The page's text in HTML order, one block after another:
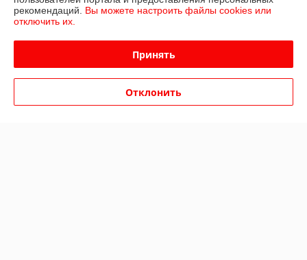
20.06.2025
Покупатель
Хочу поблагодарить магазин за оперативность и качественную
работу.
Быстро подтвердили заказ и наличие товара, удобное расположение
Буду рекомендовать друзьям!
рекомендаций. Вы можете настроить файлы cookies или
отключить их.
Принять
Отклонить